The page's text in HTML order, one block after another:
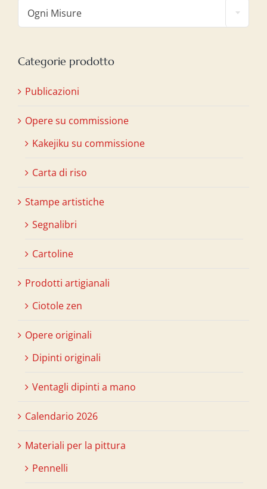
Ogni Misure
Categorie prodotto
Publicazioni
Opere su commissione
Kakejiku su commissione
Carta di riso
Stampe artistiche
Segnalibri
Cartoline
Prodotti artigianali
Ciotole zen
Opere originali
Dipinti originali
Ventagli dipinti a mano
Calendario 2026
Materiali per la pittura
Pennelli